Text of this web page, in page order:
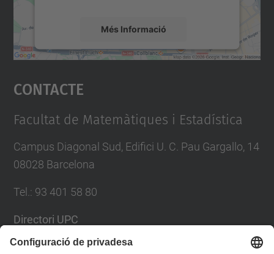
Més Informació
Accepta
powered by
Contacte
Facultat de Matemàtiques i Estadística
Campus Diagonal Sud, Edifici U. C. Pau Gargallo, 14
08028 Barcelona
Tel. : 93 401 58 80
Directori UPC
Formulari de contacte